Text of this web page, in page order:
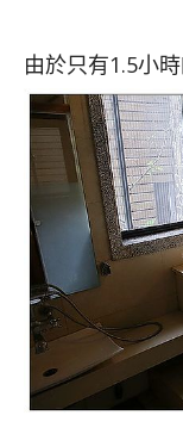
由於只有1.5小